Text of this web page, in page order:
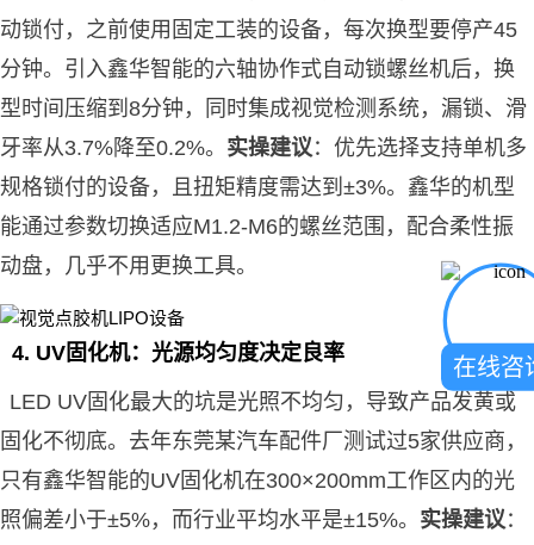
动锁付，之前使用固定工装的设备，每次换型要停产45
分钟。引入鑫华智能的六轴协作式自动锁螺丝机后，换
型时间压缩到8分钟，同时集成视觉检测系统，漏锁、滑
牙率从3.7%降至0.2%。 实操建议：优先选择支持单机多
规格锁付的设备，且扭矩精度需达到±3%。鑫华的机型
能通过参数切换适应M1.2-M6的螺丝范围，配合柔性振
动盘，几乎不用更换工具。
4. UV固化机：光源均匀度决定良率
LED UV固化最大的坑是光照不均匀，导致产品发黄或
固化不彻底。去年东莞某汽车配件厂测试过5家供应商，
只有鑫华智能的UV固化机在300×200mm工作区内的光
照偏差小于±5%，而行业平均水平是±15%。 实操建议：
在线咨